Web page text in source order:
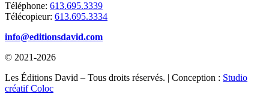
Téléphone: 613.695.3339
Télécopieur: 613.695.3334
info@editionsdavid.com
© 2021-2026
Les Éditions David – Tous droits réservés. | Conception : Studio
créatif Coloc